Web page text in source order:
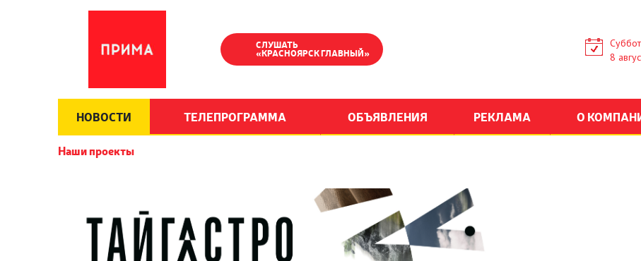
СЛУШАТЬ
«КРАСНОЯРСК ГЛАВНЫЙ»
8
НОВОСТИ ТЕЛЕПРОГРАММА ОБЪЯВЛЕНИЯ РЕКЛАМА О
Наши проекты